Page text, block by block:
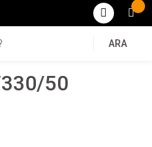
ARA
50